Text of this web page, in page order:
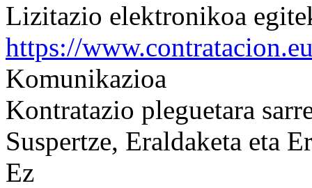
Lizitazio elektronikoa
https://
Komunikazioa
Kontratazio pleguetara
Suspertze, Eraldaketa eta
Ez